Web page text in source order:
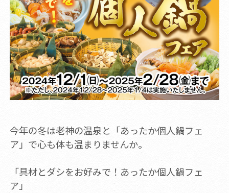
今年の冬は老神の温泉と「あったか個人鍋フェ
ア」で心も体も温まりませんか。
「具材とダシをお好みで！あったか個人鍋フェ
ア」